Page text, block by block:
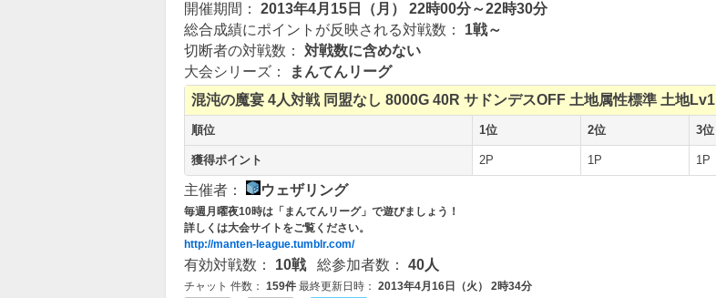
開催期間： 2013年4月15日（月） 22時00分～22時30分
総合成績にポイントが反映される対戦数： 1戦～
切断者の対戦数： 対戦数に含めない
大会シリーズ：
まんてんリーグ
混沌の魔宴 4人対戦 同盟なし 8000G 40R サドンデスOFF 土地属性標準 土地Lv1
順位 1位 2位 3位
獲得ポイント 2P 1P 1P
主催者： ウェザリング
毎週月曜夜10時は「まんてんリーグ」で遊びましょう！
詳しくは大会サイトをご覧ください。
http://manten-league.tumblr.com/
有効対戦数： 10戦総参加者数： 40人
チャット 件数： 159件 最終更新日時： 2013年4月16日（火） 2時34分